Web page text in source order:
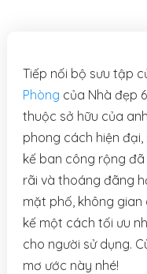
Tiếp nối bộ sưu tập
Phòng của Nhà đẹp
thuộc sở hữu của
phong cách hiện
kế ban công rộng
rãi và thoáng đãng
mặt phố, không
kế một cách tối ưu
cho người sử dụng.
mơ ước này nhé!